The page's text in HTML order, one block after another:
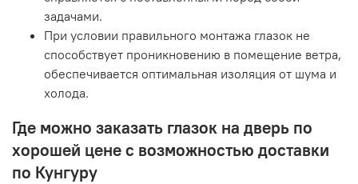
задачами.
При условии правильного монтажа глазок не
способствует проникновению в помещение ветра,
обеспечивается оптимальная изоляция от шума и
холода.
Где можно заказать глазок на дверь по
хорошей цене с возможностью доставки
по Кунгуру